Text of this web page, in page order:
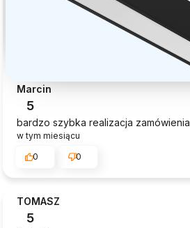
Marcin
5
bardzo szybka realizacja zamówienia
w tym miesiącu
0
0
TOMASZ
5